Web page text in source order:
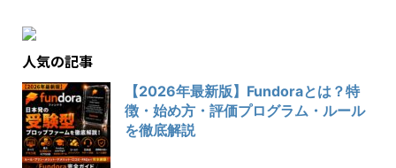
人気の記事
【2026年最新版】Fundoraとは？特
徴・始め方・評価プログラム・ルール
を徹底解説